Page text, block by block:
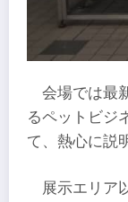
会場では最
るペットビジ
て、熱心に説
展示エリア